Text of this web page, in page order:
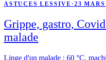
ASTUCES LESSIVE · 23 MARS
Grippe, gastro,
malade
Linge d'un malade : 60 °C,